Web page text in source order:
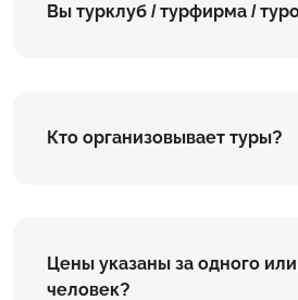
Вы турклуб / турфирма /
Кто организовывает туры?
Цены указаны за одного
человек?